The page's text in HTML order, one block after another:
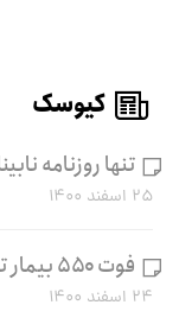
کیوسک
تنها روزنامه
۲۵ اسفند ۱۴۰۰
فوت ۵۵۰ بیمار تالاسمی در سه سال اخیر
۲۴ اسفند ۱۴۰۰